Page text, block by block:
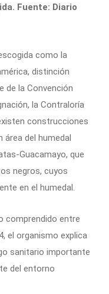
Fuente: Diario
como la
distinción
de la Convención
la Contraloría
construcciones
área del humedal
Guacamayo, que
negros, cuyos
en el humedal.
comprendido entre
el organismo explica
sanitario importante
del entorno